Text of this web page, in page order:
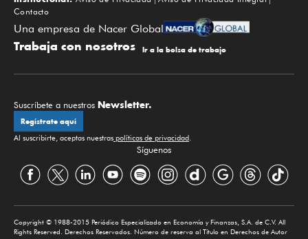
Contacto
Una empresa de Nacer Global
Trabaja con nosotros Ir a la bolsa de trabajo
Suscríbete a nuestros Newsletter.
Regístrate aquí
Al suscribirte, aceptas nuestras políticas de privacidad.
Síguenos
Copyright © 1988-2015 Periódico Especializado en Economía y Finanzas, S.A. de C.V. All
Rights Reserved. Derechos Reservados. Número de reserva al Título en Derechos de Autor